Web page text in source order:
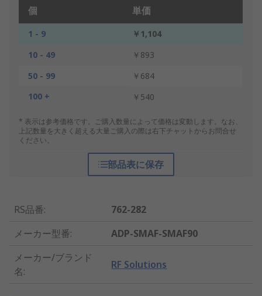
個 単価
1 - 9
￥1,104
10 - 49
￥893
50 - 99
￥684
100 +
￥540
* 表示は参考価格です。ご購入数量によって価格は変動します。なお、
上記数量を大きく超える大量ご購入の際は右下チャットからお問合せ
ください。
部品表に保存
RS品番:
762-282
メーカー型番:
ADP-SMAF-SMAF90
メーカー/ブランド
名:
RF Solutions